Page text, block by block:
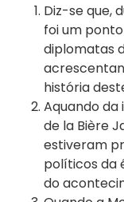
Diz-se que,
foi um
diplomatas
história
Aquando da
de la Bière
estiveram
políticos da
do